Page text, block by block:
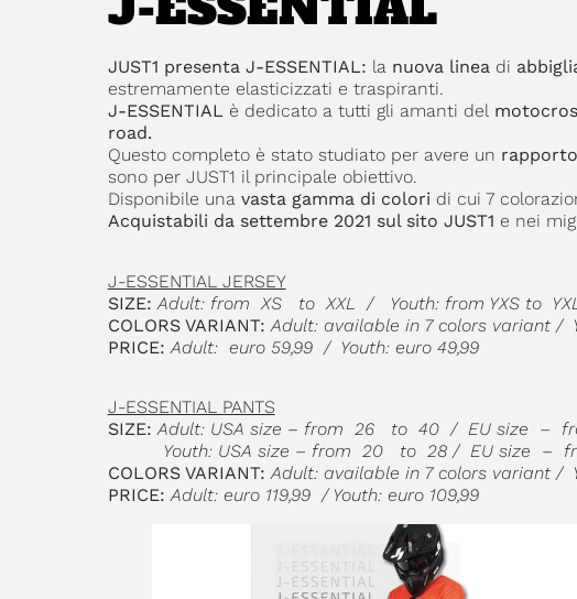
JUST1 presenta J-ESSENTIAL: la nuova linea di
estremamente elasticizzati e traspiranti.
J-ESSENTIAL è dedicato a tutti gli amanti del
road.
Questo completo è stato studiato per avere un
sono per JUST1 il principale obiettivo.
Disponibile una vasta gamma di colori di cui 7
Acquistabili da settembre 2021 sul sito JUST1 e nei
J-ESSENTIAL JERSEY
SIZE: Adult: from XS to XXL / Youth: from YXS to YXL
COLORS VARIANT: Adult: available in 7 colors variant /
PRICE: Adult: euro 59,99 / Youth: euro 49,99
J-ESSENTIAL PANTS
SIZE:Adult: USA size – from 26 to 40 / EU size –
Youth: USA size – from 20 to 28 / EU size –
COLORS VARIANT:Adult: available in 7 colors variant /
PRICE:Adult: euro 119,99 / Youth: euro 109,99